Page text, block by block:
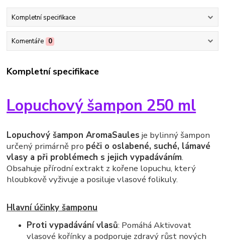
Kompletní specifikace
Komentáře 0
Kompletní specifikace
Lopuchový šampon 250 ml
Lopuchový šamponAromaSaules je bylinný šampon
určený primárně pro péči o oslabené, suché, lámavé
vlasy a při problémech s jejich vypadáváním.
Obsahuje přírodní extrakt z kořene lopuchu, který
hloubkově vyživuje a posiluje vlasové folikuly.
Hlavní účinky šamponu
Proti vypadávání vlasů: Pomáhá Aktivovat
vlasové kořínky a podporuje zdravý růst nových